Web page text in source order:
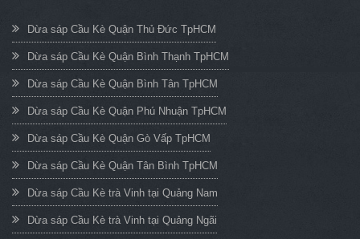
Dừa sáp Cầu Kè Quận Thủ Đức TpHCM
Dừa sáp Cầu Kè Quận Bình Thạnh TpHCM
Dừa sáp Cầu Kè Quận Bình Tân TpHCM
Dừa sáp Cầu Kè Quận Phú Nhuận TpHCM
Dừa sáp Cầu Kè Quận Gò Vấp TpHCM
Dừa sáp Cầu Kè Quận Tân Bình TpHCM
Dừa sáp Cầu Kè trà Vinh tại Quảng Nam
Dừa sáp Cầu Kè trà Vinh tại Quảng Ngãi